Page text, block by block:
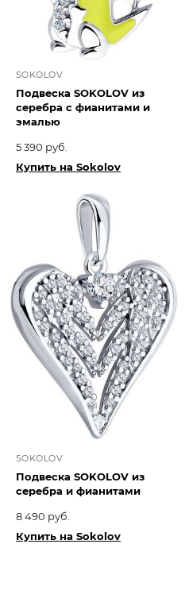
SOKOLOV
Подвеска SOKOLOV из
серебра с фианитами и
эмалью
5 390 руб.
Купить на Sokolov
SOKOLOV
Подвеска SOKOLOV из
серебра и фианитами
8 490 руб.
Купить на Sokolov